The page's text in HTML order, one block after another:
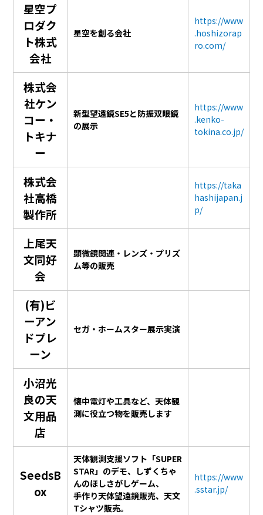
星空プ
ロダク
ト株式
会社
星空を創る会社
https://www
.hoshizorap
ro.com/
株式会
社ケン
コー・
トキナ
ー
新型望遠鏡SE5と防振双眼鏡
の展示
https://www
.kenko-
tokina.co.jp/
株式会
社高橋
製作所
https://taka
hashijapan.j
p/
上尾天
文同好
会
顕微鏡関連・レンズ・プリズ
ム等の販売
(有)ビ
ーアン
ドプレ
ーン
セガ・ホームスター展示実演
小沼光
良の天
文用品
店
懐中電灯や工具など、天体観
測に役立つ物を販売します
SeedsB
ox
天体観測支援ソフト「SUPER
STAR」のデモ、しずくちゃ
んのほしさがしゲーム、
手作り天体望遠鏡販売、天文
Tシャツ販売。
https://www
.sstar.jp/